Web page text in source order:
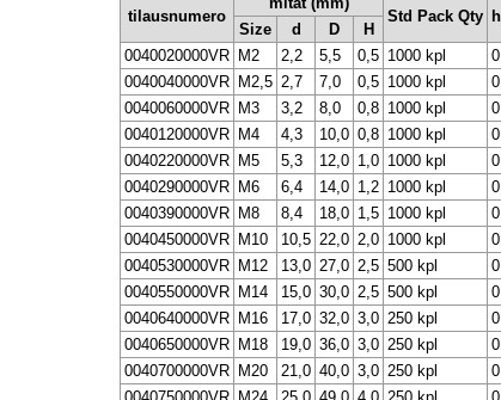
tilausnumero Std Pack Qty
Size d D
H
0040020000VR M2 2,2 5,5 0,5 1000 kpl
0040040000VR M2,5 2,7 7,0 0,5 1000 kpl
0040060000VR M3 3,2 8,0 0,8 1000 kpl
0040120000VR M4 4,3 10,0 0,8 1000 kpl
0040220000VR M5 5,3 12,0 1,0 1000 kpl
0040290000VR M6 6,4 14,0 1,2 1000 kpl
0040390000VR M8 8,4 18,0 1,5 1000 kpl
0040450000VR M10 10,5 22,0 2,0 1000 kpl
0040530000VR M12 13,0 27,0 2,5 500 kpl
0040550000VR M14 15,0 30,0 2,5 500 kpl
0040640000VR M16 17,0 32,0 3,0 250 kpl
0040650000VR M18 19,0 36,0 3,0 250 kpl
0040700000VR M20 21,0 40,0 3,0 250 kpl